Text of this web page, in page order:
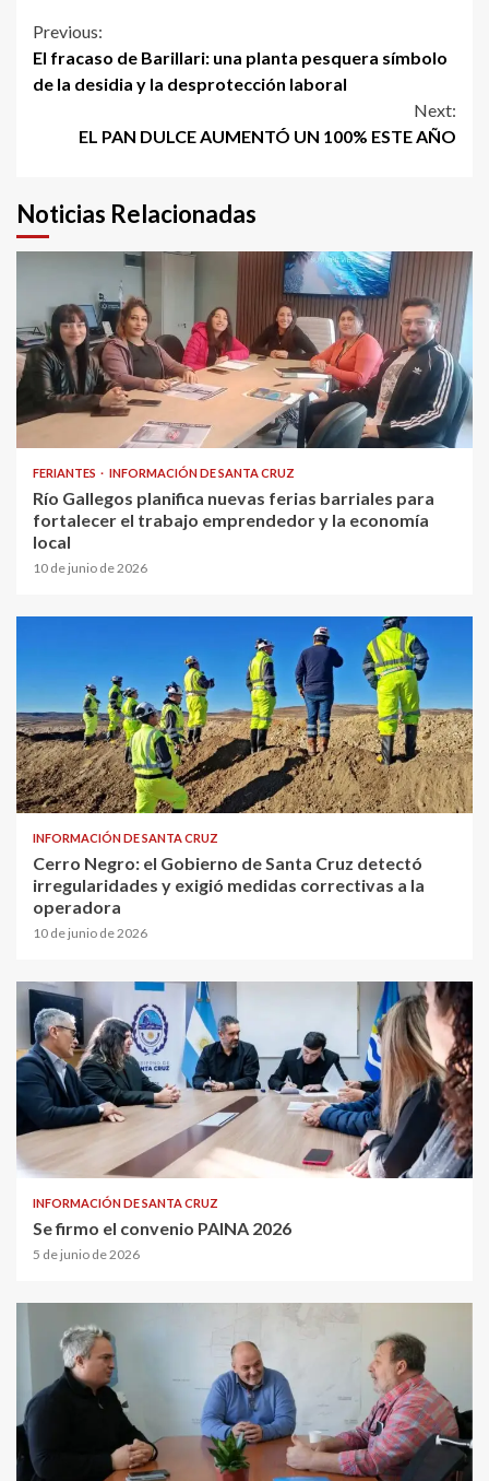
Continue
Reading
Previous:
El fracaso de Barillari: una planta pesquera símbolo
de la desidia y la desprotección laboral
Next:
EL PAN DULCE AUMENTÓ UN 100% ESTE AÑO
Noticias Relacionadas
FERIANTES INFORMACIÓN DE SANTA CRUZ
Río Gallegos planifica nuevas ferias barriales para
fortalecer el trabajo emprendedor y la economía
local
10 de junio de 2026
INFORMACIÓN DE SANTA CRUZ
Cerro Negro: el Gobierno de Santa Cruz detectó
irregularidades y exigió medidas correctivas a la
operadora
10 de junio de 2026
INFORMACIÓN DE SANTA CRUZ
Se firmo el convenio PAINA 2026
5 de junio de 2026